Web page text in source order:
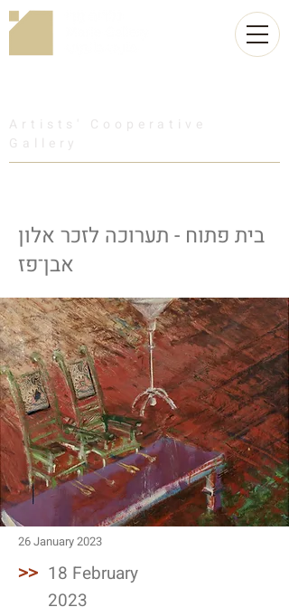
Artists' Cooperative
Gallery
26 January 2023
>> 18 February
2023
בית פתוח - תערוכה לזכר אלון
אבן־פז